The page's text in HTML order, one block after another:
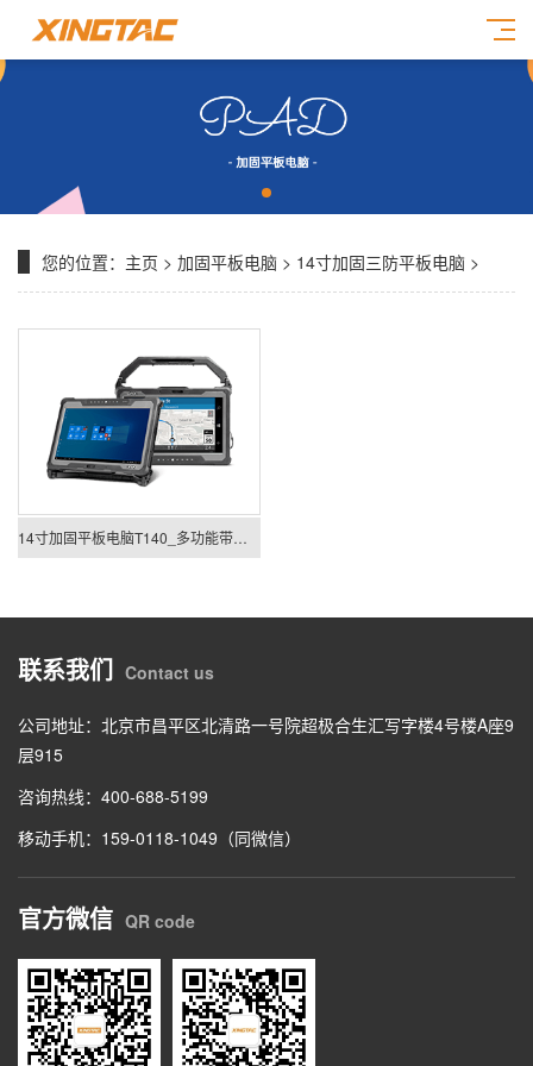
您的位置： 主页 > 加固平板电脑 > 14寸加固三防平板电脑 >
14寸加固平板电脑T140_多功能带把手三防平板电脑
联系我们 Contact us
公司地址：北京市昌平区北清路一号院超极合生汇写字楼4号楼A座9
层915
咨询热线：400-688-5199
移动手机：159-0118-1049（同微信）
官方微信 QR code